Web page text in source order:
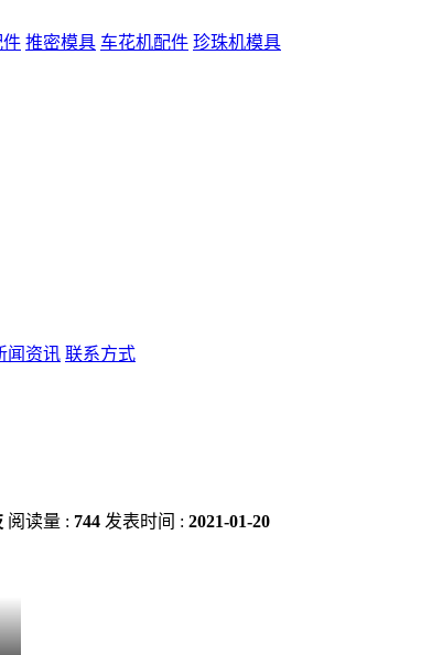
件 推密模具 车花机配件 珍珠机模具
闻资讯 联系方式
阅读量 : 744 发表时间 : 2021-01-20